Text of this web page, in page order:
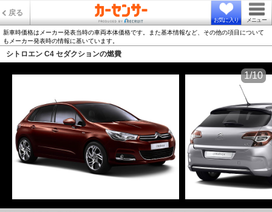
戻る
お気に入り メニュー
新車時価格はメーカー発表当時の車両本体価格です。また基本情報など、その他の項目について
もメーカー発表時の情報に基いています。
シトロエン C4 セダクションの燃費
1/10